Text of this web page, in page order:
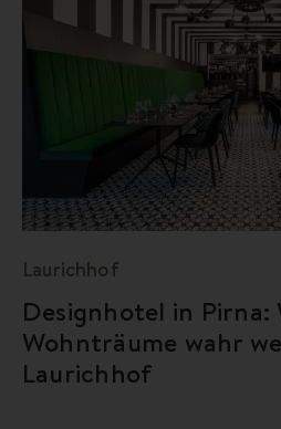
Laurichhof
Designhotel in Pirna:
Wohnträume wahr
Laurichhof